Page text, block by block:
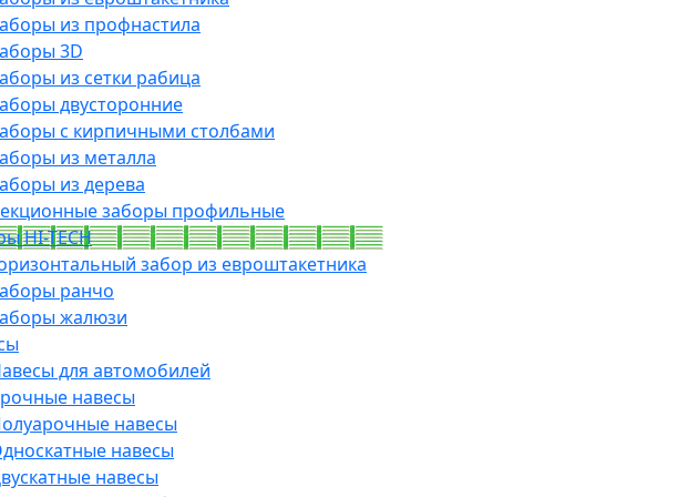
из профнастила
3D
из сетки рабица
двусторонние
с кирпичными столбами
из металла
из дерева
заборы профильные
HI-TECH
забор из евроштакетника
ранчо
жалюзи
для автомобилей
навесы
навесы
навесы
навесы